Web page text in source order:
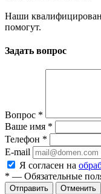
Наши
помогут.
Задать вопрос
Вопрос *
Ваше имя *
Телефон *
E-mail
Я согласен на
* — Обязательные
Отменить